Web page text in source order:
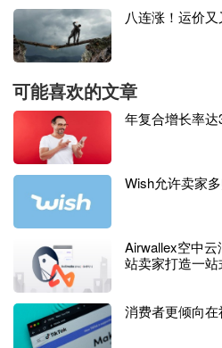
八连涨！运价
可能喜欢的文章
年复合增长率
Wish允许卖家
Airwallex空中
站卖家打造一
消费者更倾向